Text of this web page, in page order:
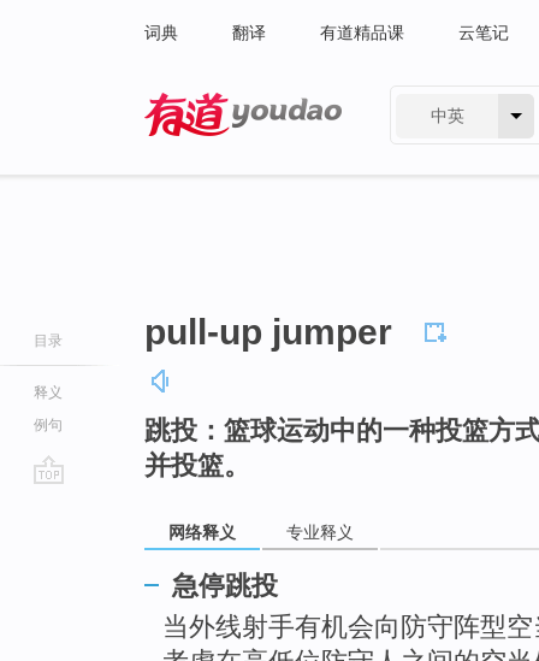
词典 翻译 有道精品课 云笔记
中英
目录
释义
例句
pull-up jumper
跳投：篮球运动中的一种投篮方
并投篮。
网络释义 专业释义
急停跳投
当外线射手有机会向防守阵型